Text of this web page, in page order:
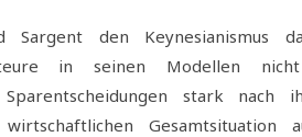
Sargent den Keynesianismus
in seinen Modellen
stark nach
Gesamtsituation